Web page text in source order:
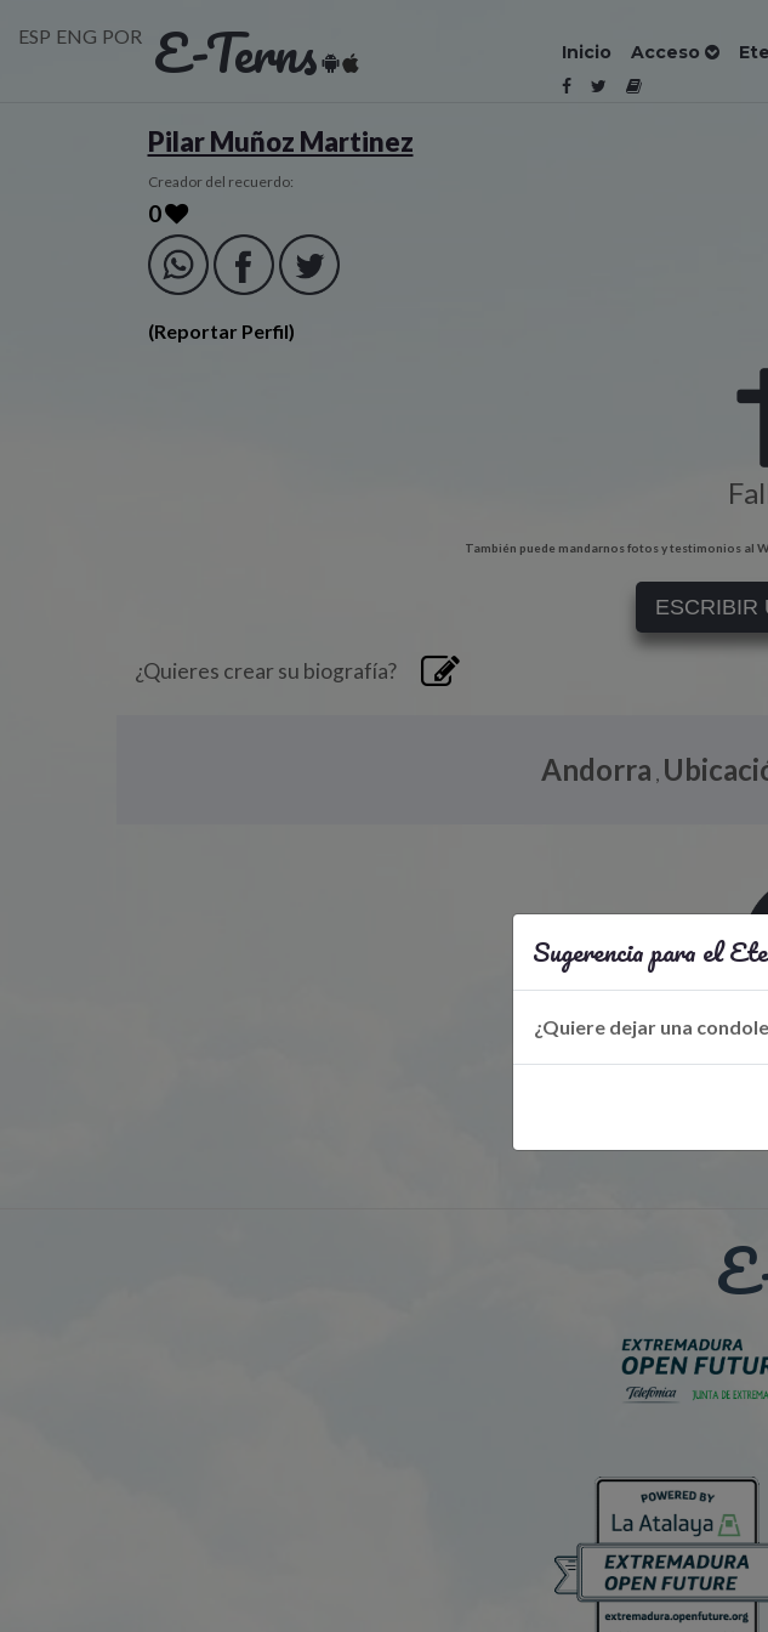
ESP ENG POR E-Terns Inicio Acceso
Pilar Muñoz Martinez
Creador del recuerdo:
0
(Reportar Perfil)
También puede mandarnos fotos y testimonios al
ESCRIBIR
¿Quieres crear su biografía?
Andorra ,
Sugerencia para el
¿Quiere dejar una